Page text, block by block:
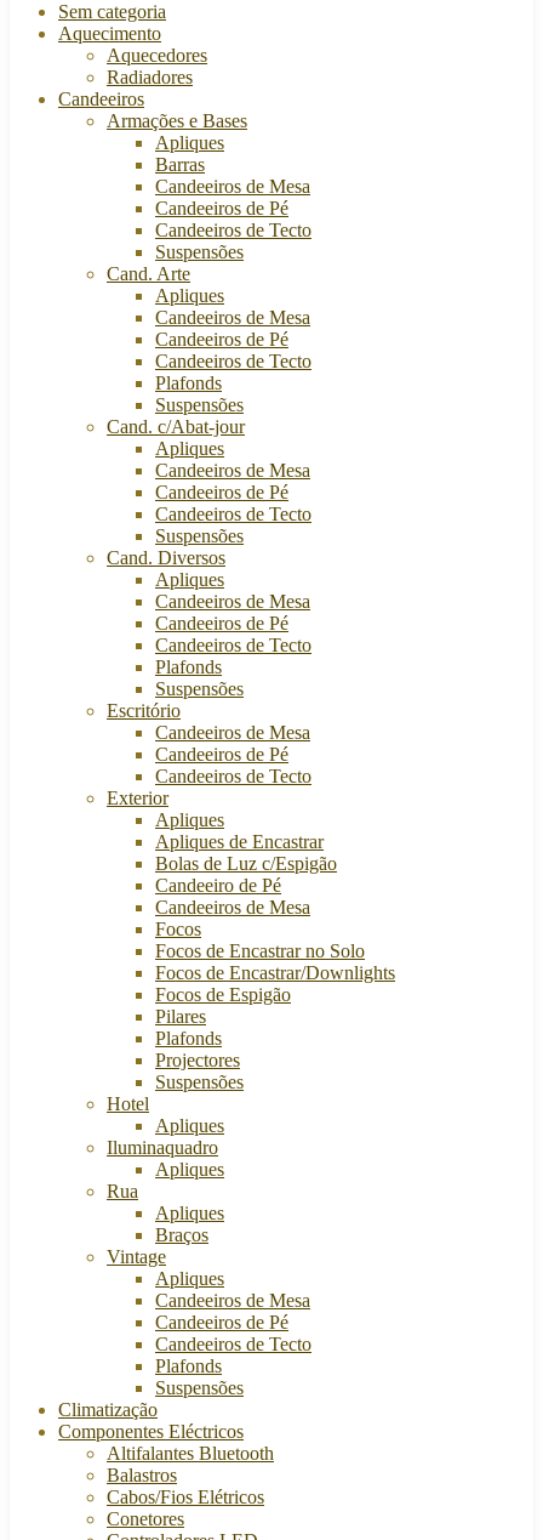
Sem categoria
Aquecimento
Aquecedores
Radiadores
Candeeiros
Armações e Bases
Apliques
Barras
Candeeiros de Mesa
Candeeiros de Pé
Candeeiros de Tecto
Suspensões
Cand. Arte
Apliques
Candeeiros de Mesa
Candeeiros de Pé
Candeeiros de Tecto
Plafonds
Suspensões
Cand. c/Abat-jour
Apliques
Candeeiros de Mesa
Candeeiros de Pé
Candeeiros de Tecto
Suspensões
Cand. Diversos
Apliques
Candeeiros de Mesa
Candeeiros de Pé
Candeeiros de Tecto
Plafonds
Suspensões
Escritório
Candeeiros de Mesa
Candeeiros de Pé
Candeeiros de Tecto
Exterior
Apliques
Apliques de Encastrar
Bolas de Luz c/Espigão
Candeeiro de Pé
Candeeiros de Mesa
Focos
Focos de Encastrar no Solo
Focos de Encastrar/Downlights
Focos de Espigão
Pilares
Plafonds
Projectores
Suspensões
Hotel
Apliques
Iluminaquadro
Apliques
Rua
Apliques
Braços
Vintage
Apliques
Candeeiros de Mesa
Candeeiros de Pé
Candeeiros de Tecto
Plafonds
Suspensões
Climatização
Componentes Eléctricos
Altifalantes Bluetooth
Balastros
Cabos/Fios Elétricos
Conetores